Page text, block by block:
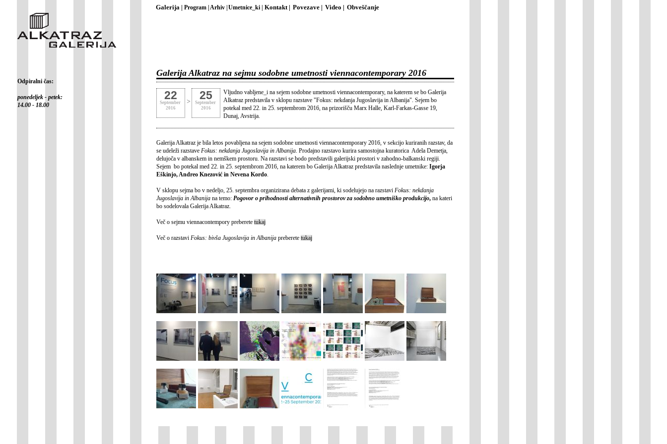
Galerija | Program |Arhiv |Umetnice_ki | Kontakt | Povezave | Video | Obveščanje
Odpiralni čas:
ponedeljek - petek:
14.00 - 18.00
Galerija Alkatraz na sejmu sodobne umetnosti viennacontemporary 2016
22
September
2016
> 25
September
2016
Vljudno vabljene_i na sejem sodobne umetnosti viennacontemporary, na katerem se bo Galerija
Alkatraz predstavila v sklopu razstave "Fokus: nekdanja Jugoslavija in Albanija". Sejem bo
potekal med 22. in 25. septembrom 2016, na prizorišču Marx Halle, Karl-Farkas-Gasse 19,
Dunaj, Avstrija.
Galerija Alkatraz je bila letos povabljena na sejem sodobne umetnosti viennacontemporary 2016, v sekcijo kuriranih razstav, da
se udeleži razstave Fokus: nekdanja Jugoslavija in Albanija . Prodajno razstavo kurira samostojna kuratorica Adela Demetja,
delujoča v albanskem in nemškem prostoru. Na razstavi se bodo predstavili galerijski prostori v zahodno-balkanski regiji.
Sejem bo potekal med 22. in 25. septembrom 2016, na katerem bo Galerija Alkatraz predstavila naslednje umetnike: Igorja
Eškinjo, Andreo Knezović in Nevena Kordo
V sklopu sejma bo v nedeljo, 25. septembra organizirana debata z galerijami, ki sodelujejo na razstavi Fokus: nekdanja
Jugoslavija in Albanija na temo: Pogovor o prihodnosti alternativnih prostorov za sodobno umetniško produkcijo, na kateri
bo sodelovala Galerija Alkatraz.
Več o sejmu viennacontempory preberete tukaj
Več o razstavi Fokus: bivša Jugoslavija in Albanija preberete tukaj